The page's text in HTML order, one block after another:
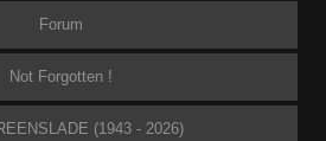
Forum
Not Forgotten !
(1943 - 2026)